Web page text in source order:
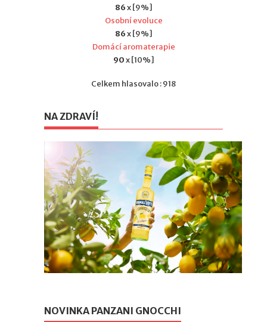
86x [9%]
Osobní evoluce
86x [9%]
Domácí aromaterapie
90x [10%]
Celkem hlasovalo : 918
NA ZDRAVÍ!
NOVINKA PANZANI GNOCCHI